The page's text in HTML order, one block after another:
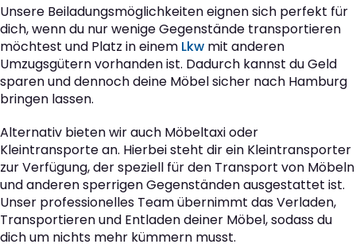
Unsere Beiladungsmöglichkeiten eignen sich perfekt für
dich, wenn du nur wenige Gegenstände transportieren
möchtest und Platz in einem Lkw mit anderen
Umzugsgütern vorhanden ist. Dadurch kannst du Geld
sparen und dennoch deine Möbel sicher nach Hamburg
bringen lassen.
Alternativ bieten wir auch Möbeltaxi oder
Kleintransporte an. Hierbei steht dir ein Kleintransporter
zur Verfügung, der speziell für den Transport von Möbeln
und anderen sperrigen Gegenständen ausgestattet ist.
Unser professionelles Team übernimmt das Verladen,
Transportieren und Entladen deiner Möbel, sodass du
dich um nichts mehr kümmern musst.